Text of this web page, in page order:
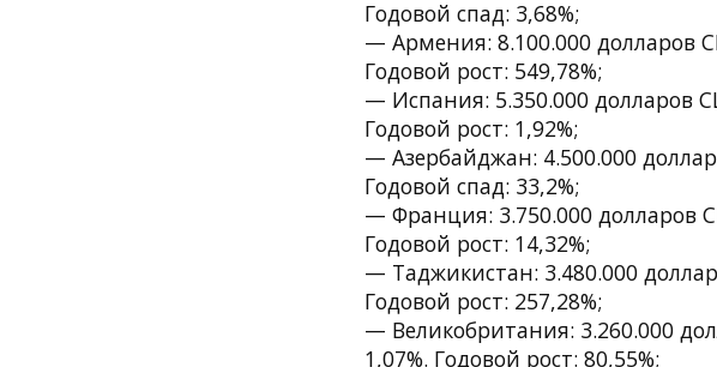
Годовой спад: 3,68%;
— Армения: 8.100.000 долларов
Годовой рост: 549,78%;
— Испания: 5.350.000 долларов
Годовой рост: 1,92%;
— Азербайджан: 4.500.000
Годовой спад: 33,2%;
— Франция: 3.750.000 долларов
Годовой рост: 14,32%;
— Таджикистан: 3.480.000
Годовой рост: 257,28%;
— Великобритания: 3.260.000
1,07%. Годовой рост: 80,55%;